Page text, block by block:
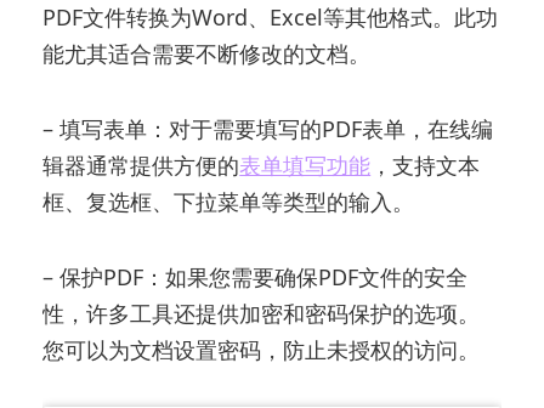
PDF文件转换为Word、Excel等其他格式。此功
能尤其适合需要不断修改的文档。
– 填写表单：对于需要填写的PDF表单，在线编
辑器通常提供方便的表单填写功能 ，支持文本
框、复选框、下拉菜单等类型的输入。
– 保护PDF：如果您需要确保PDF文件的安全
性，许多工具还提供加密和密码保护的选项。
您可以为文档设置密码，防止未授权的访问。